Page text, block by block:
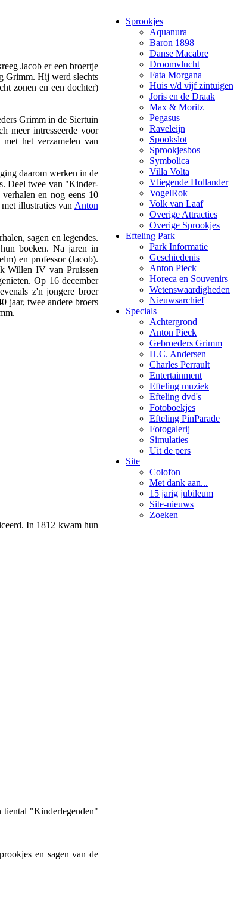
Sprookjes
Aquanura
Baron 1898
Danse Macabre
Droomvlucht
Fata Morgana
Huis v/d vijf zintuigen
Joris en de Draak
Max & Moritz
Pegasus
Raveleijn
Spookslot
Sprookjesbos
Symbolica
Villa Volta
Vliegende Hollander
VogelRok
Volk van Laaf
Overige Attracties
Overige Sprookjes
Efteling Park
Park Informatie
Geschiedenis
Anton Pieck
Horeca en Souvenirs
Wetenswaardigheden
Nieuwsarchief
Specials
Achtergrond
Anton Pieck
Gebroeders Grimm
H.C. Andersen
Charles Perrault
Entertainment
Efteling muziek
Efteling dvd's
Fotoboekjes
Efteling PinParade
Fotogalerij
Simulaties
Uit de pers
Site
Colofon
Met dank aan...
15 jarig jubileum
Site-nieuws
Zoeken
Jacob er een broertje
Grimm. Hij werd slechts
zonen en een dochter)
meer intresseerde voor
het verzamelen van
daarom werken in de
Deel twee van "Kinder-
en nog eens 10
illustraties van Anton
sagen en legendes.
boeken. Na jaren in
en professor (Jacob).
Willen IV van Pruissen
Op 16 december
z'n jongere broer
jaar, twee andere broers
In 1812 kwam hun
tiental "Kinderlegenden"
en sagen van de